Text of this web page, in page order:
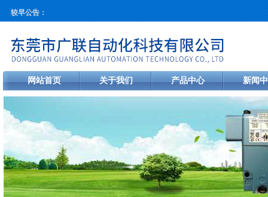
较早公告：
网站首页 关于我们 产品中心 新闻